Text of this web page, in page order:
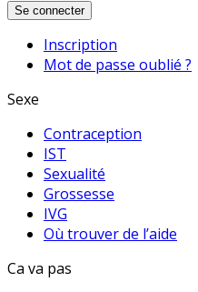
Se connecter
Inscription
Mot de passe oublié ?
Sexe
Contraception
IST
Sexualité
Grossesse
IVG
Où trouver de l’aide
Ca va pas